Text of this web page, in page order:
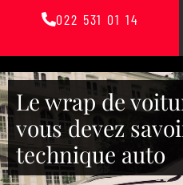
022 531 01 14
Le wrap de
vous devez
technique auto